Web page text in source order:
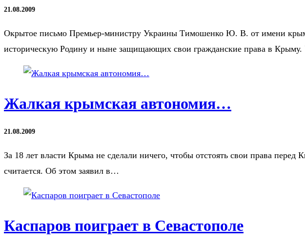
21.08.2009
Окрытое письмо Премьер-министру Украины Тимошенко Ю. В. от имени
историческую Родину и ныне защищающих свои гражданские права в
Жалкая крымская автономия…
21.08.2009
За 18 лет власти Крыма не сделали ничего, чтобы отстоять свои права
считается. Об этом заявил в…
Каспаров поиграет в Севастополе